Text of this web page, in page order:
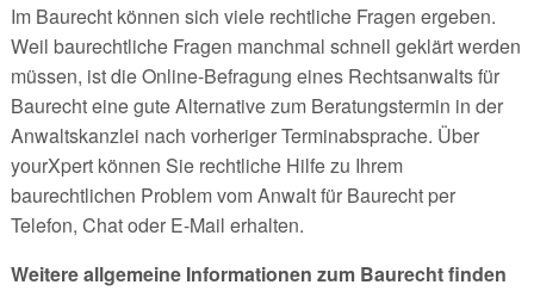
Im Baurecht können sich viele rechtliche Fragen ergeben.
Weil baurechtliche Fragen manchmal schnell geklärt werden
müssen, ist die Online-Befragung eines Rechtsanwalts für
Baurecht eine gute Alternative zum Beratungstermin in der
Anwaltskanzlei nach vorheriger Terminabsprache. Über
yourXpert können Sie rechtliche Hilfe zu Ihrem
baurechtlichen Problem vom Anwalt für Baurecht per
Telefon, Chat oder E-Mail erhalten.
Weitere allgemeine Informationen zum Baurecht finden